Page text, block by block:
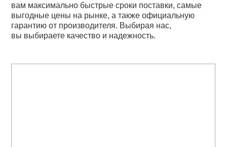
вам максимально быстрые сроки поставки, самые
выгодные цены на рынке, а также официальную
гарантию от производителя. Выбирая нас,
вы выбираете качество и надежность.